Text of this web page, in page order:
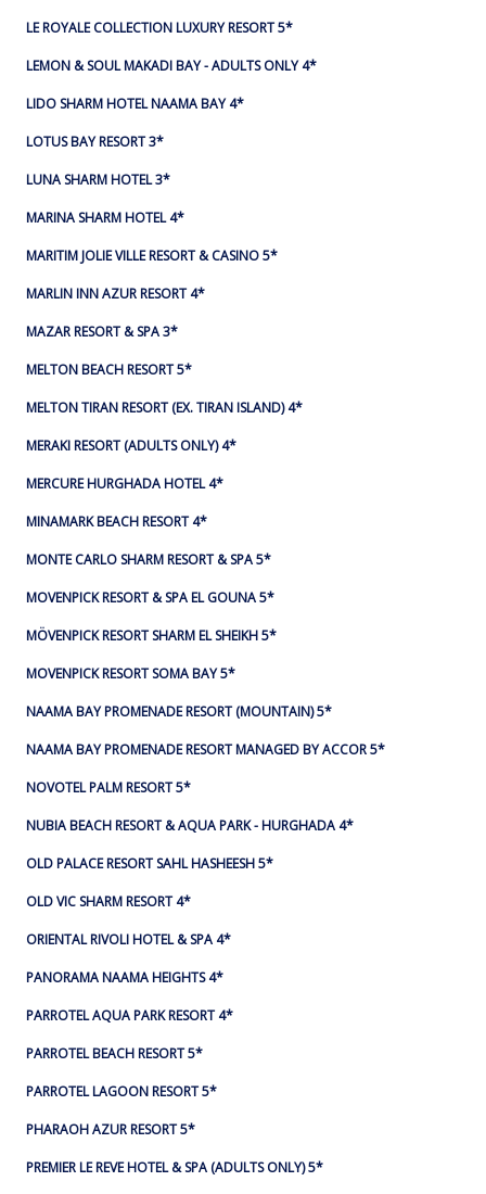
LE ROYALE COLLECTION LUXURY RESORT 5*
LEMON & SOUL MAKADI BAY - ADULTS ONLY 4*
LIDO SHARM HOTEL NAAMA BAY 4*
LOTUS BAY RESORT 3*
LUNA SHARM HOTEL 3*
MARINA SHARM HOTEL 4*
MARITIM JOLIE VILLE RESORT & CASINO 5*
MARLIN INN AZUR RESORT 4*
MAZAR RESORT & SPA 3*
MELTON BEACH RESORT 5*
MELTON TIRAN RESORT (EX. TIRAN ISLAND) 4*
MERAKI RESORT (ADULTS ONLY) 4*
MERCURE HURGHADA HOTEL 4*
MINAMARK BEACH RESORT 4*
MONTE CARLO SHARM RESORT & SPA 5*
MOVENPICK RESORT & SPA EL GOUNA 5*
MÖVENPICK RESORT SHARM EL SHEIKH 5*
MOVENPICK RESORT SOMA BAY 5*
NAAMA BAY PROMENADE RESORT (MOUNTAIN) 5*
NAAMA BAY PROMENADE RESORT MANAGED BY ACCOR 5*
NOVOTEL PALM RESORT 5*
NUBIA BEACH RESORT & AQUA PARK - HURGHADA 4*
OLD PALACE RESORT SAHL HASHEESH 5*
OLD VIC SHARM RESORT 4*
ORIENTAL RIVOLI HOTEL & SPA 4*
PANORAMA NAAMA HEIGHTS 4*
PARROTEL AQUA PARK RESORT 4*
PARROTEL BEACH RESORT 5*
PARROTEL LAGOON RESORT 5*
PHARAOH AZUR RESORT 5*
PREMIER LE REVE HOTEL & SPA (ADULTS ONLY) 5*